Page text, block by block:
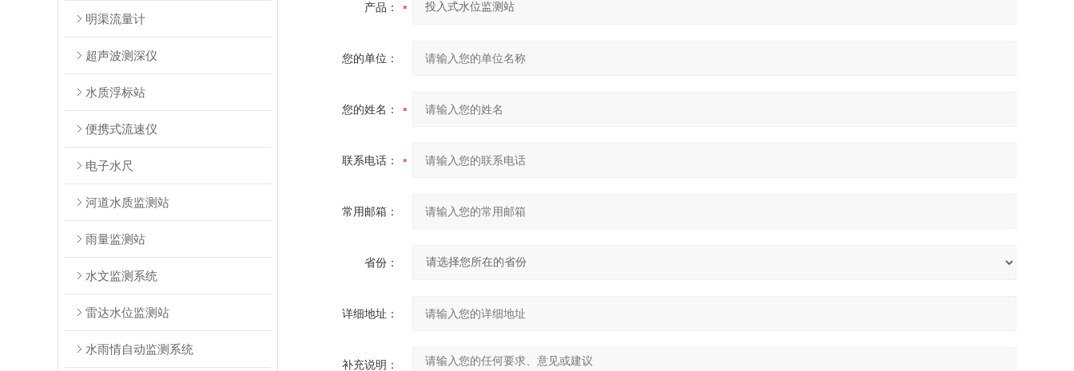
明渠流量计
超声波测深仪
水质浮标站
便携式流速仪
电子水尺
河道水质监测站
雨量监测站
水文监测系统
雷达水位监测站
水雨情自动监测系统
产品：
您的单位：
您的姓名：
联系电话：
常用邮箱：
省份：
详细地址：
补充说明：